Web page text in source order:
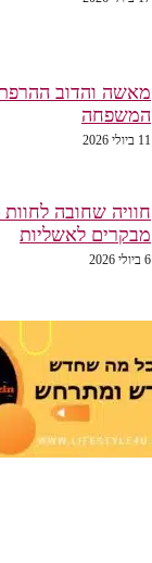
מאשה והדוב
המשפחה
11 ביולי 2026
חוויה שחובה לחוות
מבקרים לאשליות
6 ביולי 2026